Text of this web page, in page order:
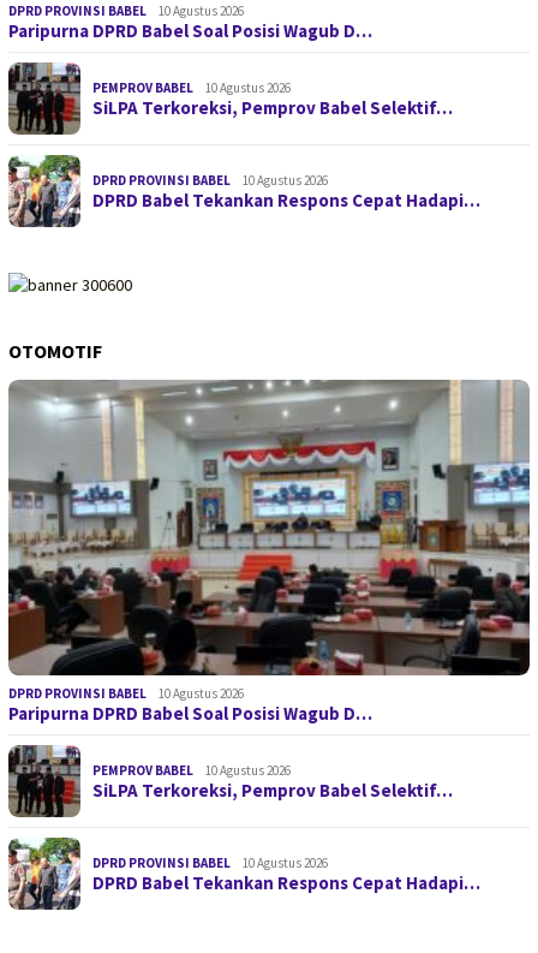
DPRD PROVINSI BABEL 10 Agustus 2026
Paripurna DPRD Babel Soal Posisi Wagub D…
PEMPROV BABEL 10 Agustus 2026
SiLPA Terkoreksi, Pemprov Babel Selektif…
DPRD PROVINSI BABEL 10 Agustus 2026
DPRD Babel Tekankan Respons Cepat Hadapi…
OTOMOTIF
DPRD PROVINSI BABEL 10 Agustus 2026
Paripurna DPRD Babel Soal Posisi Wagub D…
PEMPROV BABEL 10 Agustus 2026
SiLPA Terkoreksi, Pemprov Babel Selektif…
DPRD PROVINSI BABEL 10 Agustus 2026
DPRD Babel Tekankan Respons Cepat Hadapi…